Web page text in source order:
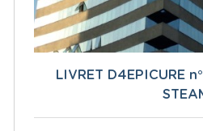
LIVRET D4EPICURE